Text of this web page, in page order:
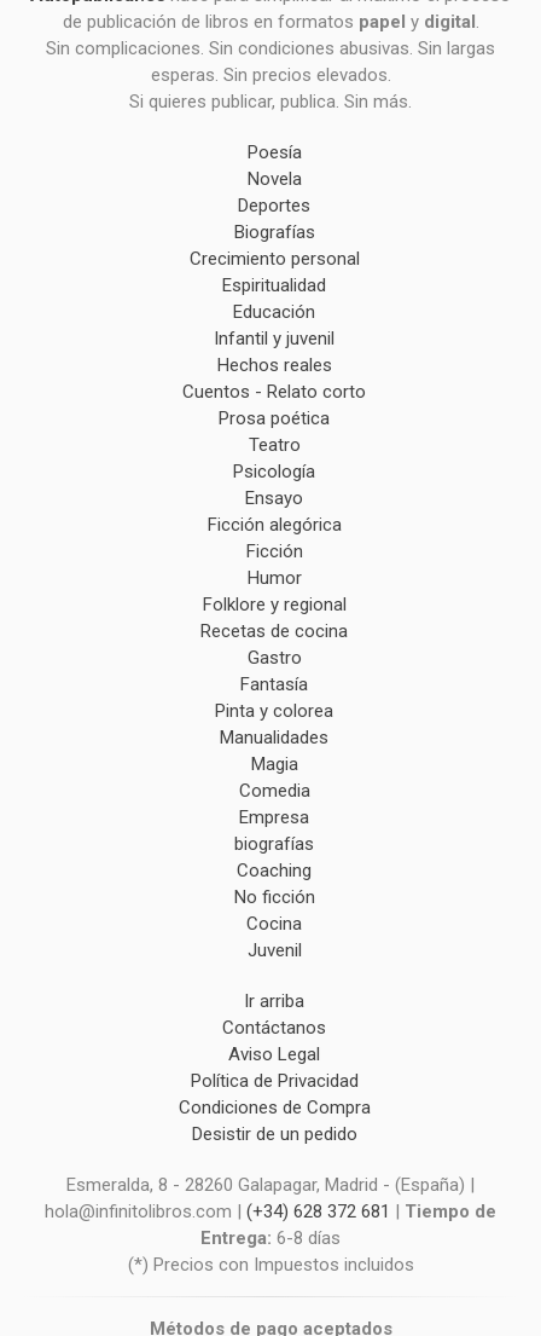
de publicación de libros en formatos papel y digital.
Sin complicaciones. Sin condiciones abusivas. Sin largas
esperas. Sin precios elevados.
Si quieres publicar, publica. Sin más.
Poesía
Novela
Deportes
Biografías
Crecimiento personal
Espiritualidad
Educación
Infantil y juvenil
Hechos reales
Cuentos - Relato corto
Prosa poética
Teatro
Psicología
Ensayo
Ficción alegórica
Ficción
Humor
Folklore y regional
Recetas de cocina
Gastro
Fantasía
Pinta y colorea
Manualidades
Magia
Comedia
Empresa
biografías
Coaching
No ficción
Cocina
Juvenil
Ir arriba
Contáctanos
Aviso Legal
Política de Privacidad
Condiciones de Compra
Desistir de un pedido
Esmeralda, 8 - 28260 Galapagar, Madrid - (España) |
hola@infinitolibros.com | (+34) 628 372 681 | Tiempo de
Entrega: 6-8 días
(*) Precios con Impuestos incluidos
Métodos de pago aceptados